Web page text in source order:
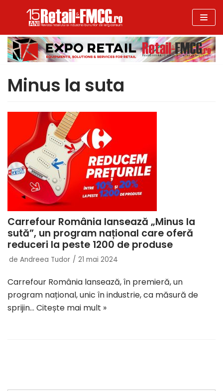
la
conținut
Minus la suta
Carrefour România lansează „Minus la
sută”, un program național care oferă
reduceri la peste 1200 de produse
de Andreea Tudor 21 mai 2024
Carrefour România lansează, în premieră, un
program național, unic în industrie, ca măsură de
sprijin… Citește mai mult »